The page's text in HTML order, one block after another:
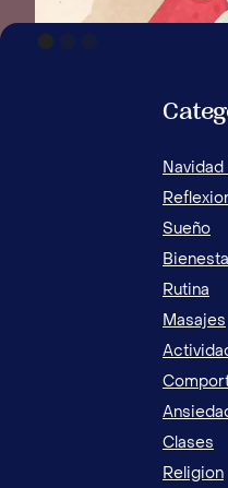
Navidad
Sueño
Rutina
Masajes
Clases
Religion